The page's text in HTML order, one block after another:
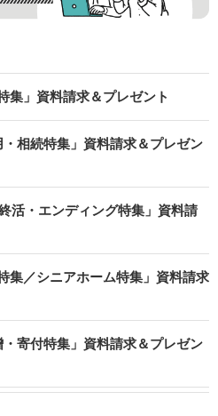
集」資料請求＆プレゼント
相続特集」資料請求＆プレゼン
活・エンディング特集」資料請
集／シニアホーム特集」資料請求
寄付特集」資料請求＆プレゼン